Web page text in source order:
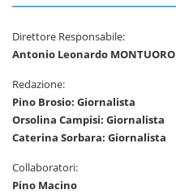
Direttore Responsabile:
Antonio Leonardo MONTUORO
Redazione:
Pino Brosio: Giornalista
Orsolina Campisi: Giornalista
Caterina Sorbara: Giornalista
Collaboratori:
Pino Macino